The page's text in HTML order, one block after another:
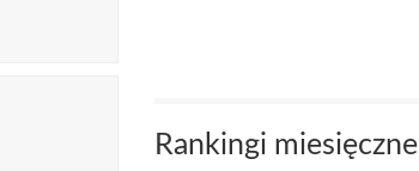
Rankingi miesięczne